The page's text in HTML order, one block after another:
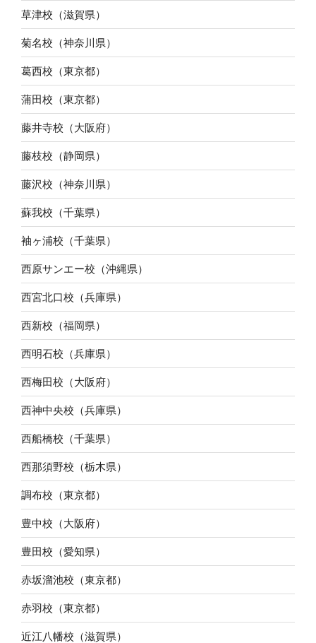
草津校（滋賀県）
菊名校（神奈川県）
葛西校（東京都）
蒲田校（東京都）
藤井寺校（大阪府）
藤枝校（静岡県）
藤沢校（神奈川県）
蘇我校（千葉県）
袖ヶ浦校（千葉県）
西原サンエー校（沖縄県）
西宮北口校（兵庫県）
西新校（福岡県）
西明石校（兵庫県）
西梅田校（大阪府）
西神中央校（兵庫県）
西船橋校（千葉県）
西那須野校（栃木県）
調布校（東京都）
豊中校（大阪府）
豊田校（愛知県）
赤坂溜池校（東京都）
赤羽校（東京都）
近江八幡校（滋賀県）